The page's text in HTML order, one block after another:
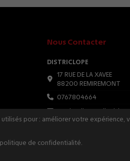
Nous Contacter
DISTRICLOPE
17 RUE DE LA XAVEE
88200 REMIREMONT
0767804664
pour : améliorer votre
de confidentialité.